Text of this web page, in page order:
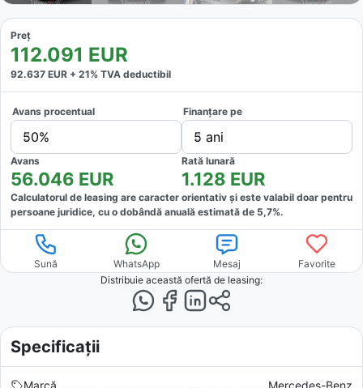
Preț
112.091 EUR
92.637 EUR + 21% TVA deductibil
Avans procentual
50%
Finanțare pe
5 ani
Avans
56.046 EUR
Rată lunară
1.128 EUR
Calculatorul de leasing are caracter orientativ și este valabil doar pentru
persoane juridice, cu o dobândă anuală estimată de 5,7%.
Sună WhatsApp Mesaj
Favorite
Distribuie această ofertă de leasing:
Specificații
Marcă
Mercedes-Benz